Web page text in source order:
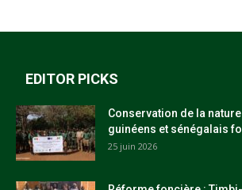
EDITOR PICKS
Conservation de la
guinéens et sénégalais
25 juin 2026